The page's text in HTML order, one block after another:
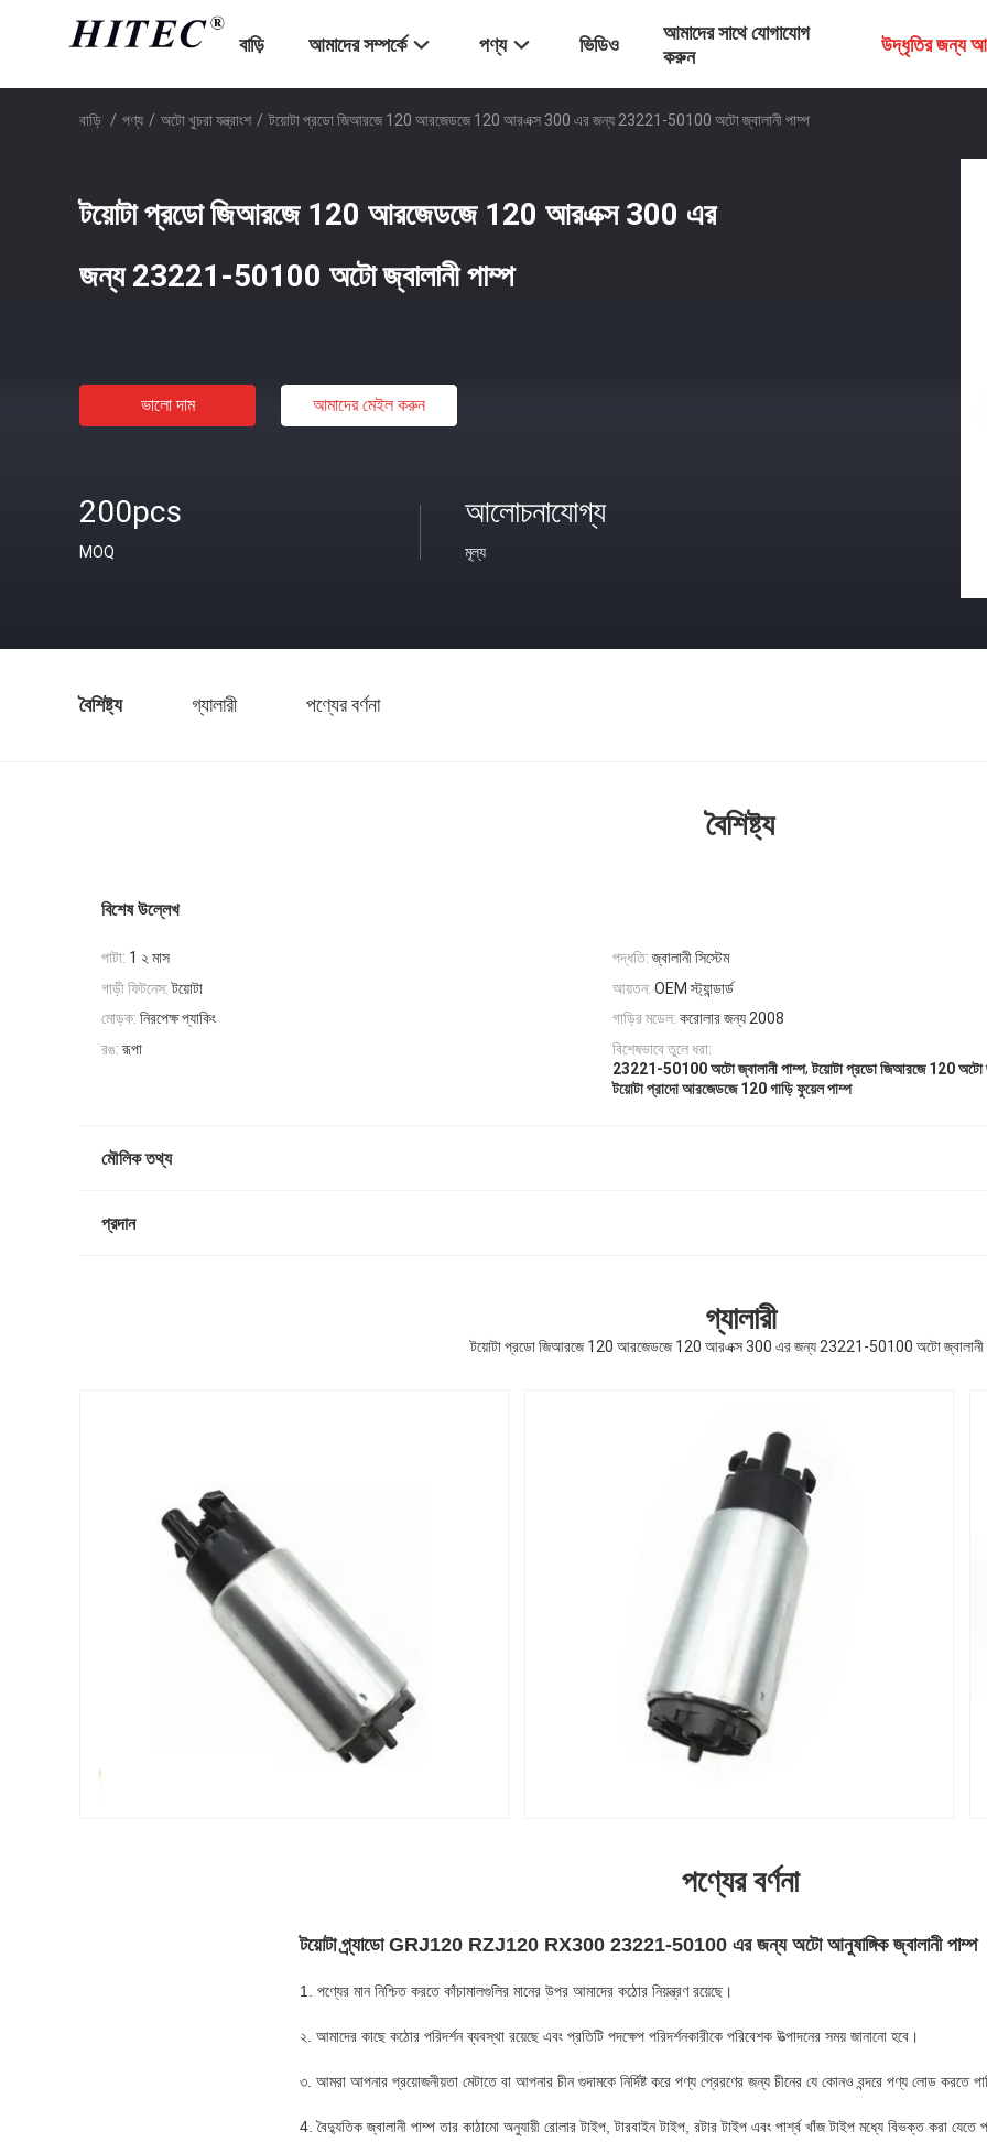
বাড়ি আমাদের সম্পর্কে পণ্য ভিডিও
আমাদের সাথে যোগাযোগ
করুন
উদ্ধৃতির জন্য
বাড়ি / পণ্য / অটো খুচরা যন্ত্রাংশ / টয়োটা প্রডো জিআরজে 120 আরজেডজে 120 আরএক্স 300 এর জন্য 23221-50100 অটো জ্বালানী পাম্প
টয়োটা প্রডো জিআরজে 120 আরজেডজে 120 আরএক্স 300 এর
জন্য 23221-50100 অটো জ্বালানী পাম্প
ভালো দাম আমাদের মেইল ​​করুন
200pcs
MOQ
আলোচনাযোগ্য
মূল্য
বৈশিষ্ট্য গ্যালারী পণ্যের বর্ণনা
বৈশিষ্ট্য
বিশেষ উল্লেখ
পাটা: 1 ২ মাস পদ্ধতি: জ্বালানী সিস্টেম
গাড়ী ফিটনেস: টয়োটা আয়তন: OEM স্ট্যান্ডার্ড
মোড়ক: নিরপেক্ষ প্যাকিং গাড়ির মডেল: করোলার জন্য 2008
রঙ: রূপা
বিশেষভাবে তুলে ধরা:
23221-50100 অটো জ্বালানী পাম্প,টয়োটা প্রডো জিআরজে 120 অটো
টয়োটা প্রাদো আরজেডজে 120 গাড়ি ফুয়েল পাম্প
মৌলিক তথ্য
প্রদান
গ্যালারী
টয়োটা প্রডো জিআরজে 120 আরজেডজে 120 আরএক্স 300 এর জন্য 23221-50100 অটো জ্বালানী
পণ্যের বর্ণনা
টয়োটা প্র্যাডো GRJ120 RZJ120 RX300 23221-50100 এর জন্য অটো আনুষাঙ্গিক জ্বালানী পাম্প
1. পণ্যের মান নিশ্চিত করতে কাঁচামালগুলির মানের উপর আমাদের কঠোর নিয়ন্ত্রণ রয়েছে।
২. আমাদের কাছে কঠোর পরিদর্শন ব্যবস্থা রয়েছে এবং প্রতিটি পদক্ষেপ পরিদর্শনকারীকে পরিবেশক উত্পাদনের সময় জানানো হবে।
৩. আমরা আপনার প্রয়োজনীয়তা মেটাতে বা আপনার চীন গুদামকে নির্দিষ্ট করে পণ্য প্রেরণের জন্য চীনের যে কোনও বন্দরে পণ্য লোড করতে
4. বৈদ্যুতিক জ্বালানী পাম্প তার কাঠামো অনুযায়ী রোলার টাইপ, টারবাইন টাইপ, রটার টাইপ এবং পার্শ্ব খাঁজ টাইপ মধ্যে বিভক্ত করা যেতে